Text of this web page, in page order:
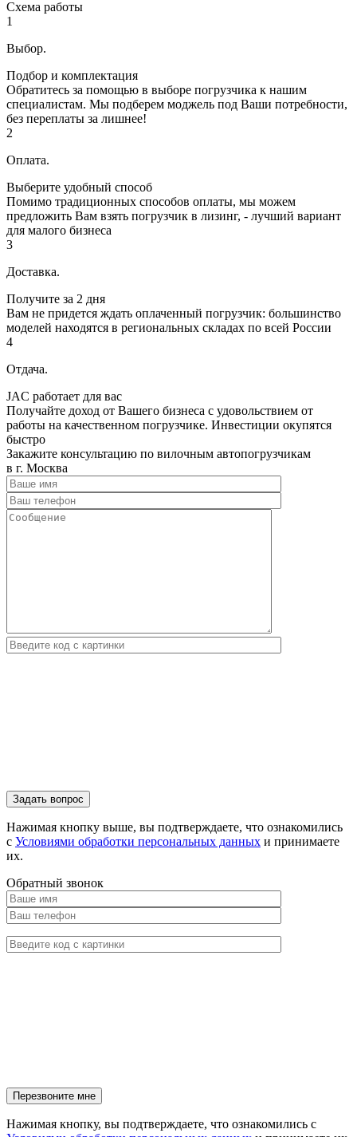
Схема работы
1
Выбор.
Подбор и комплектация
Обратитесь за помощью в выборе погрузчика к нашим
специалистам. Мы подберем моджель под Ваши потребности,
без переплаты за лишнее!
2
Оплата.
Выберите удобный способ
Помимо традиционных способов оплаты, мы можем
предложить Вам взять погрузчик в лизинг, - лучший вариант
для малого бизнеса
3
Доставка.
Получите за 2 дня
Вам не придется ждать оплаченный погрузчик: большинство
моделей находятся в региональных складах по всей России
4
Отдача.
JAC работает для вас
Получайте доход от Вашего бизнеса с удовольствием от
работы на качественном погрузчике. Инвестиции окупятся
быстро
Закажите консультацию по вилочным автопогрузчикам
в г. Москва
Нажимая кнопку выше, вы подтверждаете, что ознакомились
с Условиями обработки персональных данных и принимаете
их.
Обратный звонок
Нажимая кнопку, вы подтверждаете, что ознакомились с